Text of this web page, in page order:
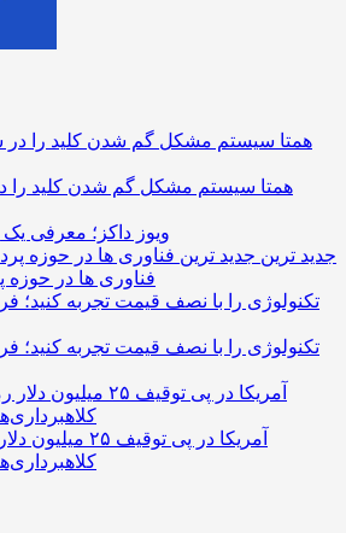
همتا سیستم مشکل گم شدن کلید را
ویوز داکز؛ معرفی یک
جدید ترین
فناوری ها در
تکنولوژی را با نصف قیمت تجربه کنید؛
آمریکا در پی